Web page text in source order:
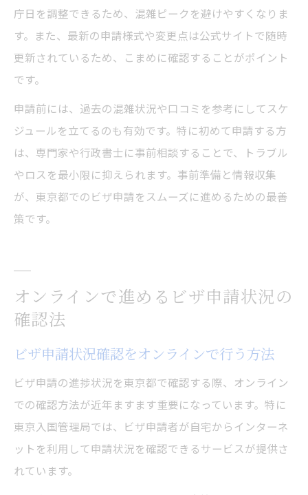
庁日を調整できるため、混雑ピークを避けやすくなりま
す。また、最新の申請様式や変更点は公式サイトで随時
更新されているため、こまめに確認することがポイント
です。
申請前には、過去の混雑状況や口コミを参考にしてスケ
ジュールを立てるのも有効です。特に初めて申請する方
は、専門家や行政書士に事前相談することで、トラブル
やロスを最小限に抑えられます。事前準備と情報収集
が、東京都でのビザ申請をスムーズに進めるための最善
策です。
オンラインで進めるビザ申請状況の
確認法
ビザ申請状況確認をオンラインで行う方法
ビザ申請の進捗状況を東京都で確認する際、オンライン
での確認方法が近年ますます重要になっています。特に
東京入国管理局では、ビザ申請者が自宅からインターネ
ットを利用して申請状況を確認できるサービスが提供さ
れています。